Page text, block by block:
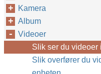
Kamera
Album
Videoer
Slik ser du videoer
Slik overfører du